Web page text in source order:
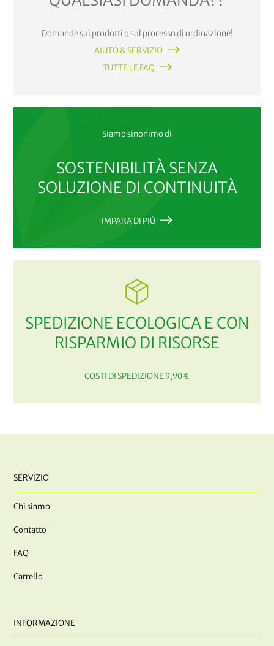
Domande sui prodotti o sul processo di ordinazione!
AIUTO & SERVIZIO
TUTTE LE FAQ
Siamo sinonimo di
SOSTENIBILITÀ SENZA
SOLUZIONE DI CONTINUITÀ
IMPARA DI PIÙ
SPEDIZIONE ECOLOGICA E CON
RISPARMIO DI RISORSE
COSTI DI SPEDIZIONE 9,90 €
SERVIZIO
Chi siamo
Contatto
FAQ
Carrello
INFORMAZIONE